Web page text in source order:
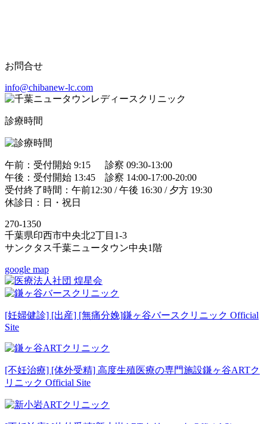
お問合せ
info@chibanew-lc.com
診療時間
午前：受付開始 9:15 診察 09:30-13:00
午後：受付開始 13:45 診察 14:00-17:00-20:00
受付終了時間：午前12:30 / 午後 16:30 / 夕方 19:30
休診日：日・祝日
270-1350
千葉県印西市中央北2丁目1-3
サンクタス千葉ニュータウン中央1階
google map
[妊婦健診] [出産] [無痛分娩]鎌ヶ谷バースクリニック Official
Site
[不妊治療] [体外受精] 高度生殖医療の専門施設鎌ヶ谷ARTク
リニック Official Site